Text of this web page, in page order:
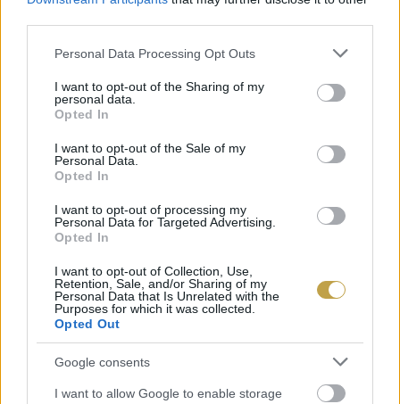
Please note that this website/app uses one or more Google
not limited to your visit or usage behaviour. You may click to
grant or deny consent to Google and its third-party tags to
use your data for below specified purposes in below Google
consent section.
Personal Data Processing Opt Outs
I want to opt-out of the Sharing of my
personal data.
Opted In
I want to opt-out of the Sale of my
Personal Data.
Opted In
I want to opt-out of processing my
Personal Data for Targeted Advertising.
Opted In
I want to opt-out of Collection, Use,
Retention, Sale, and/or Sharing of my
Personal Data that Is Unrelated with the
Purposes for which it was collected.
Opted Out
Google consents
I want to allow Google to enable storage
Címlapfotó: Wesley Tingey/ Unsplash